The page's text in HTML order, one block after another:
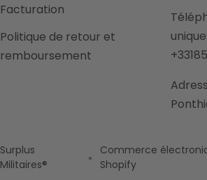
Facturation
Politique de retour et
remboursement
Surplus
Militaires®
Commerce
Shopify